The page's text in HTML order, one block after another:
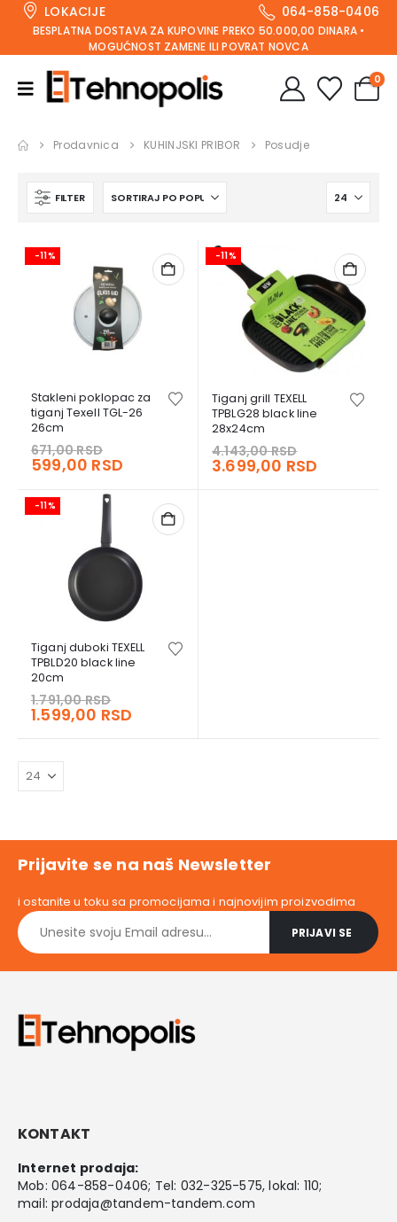
LOKACIJE 064-858-0406
BESPLATNA DOSTAVA ZA KUPOVINE PREKO 50.000,00 DINARA •
MOGUĆNOST ZAMENE ILI POVRAT NOVCA
0
Prodavnica KUHINJSKI PRIBOR Posudje
FILTER
-11%
Stakleni poklopac za
tiganj Texell TGL-26
26cm
671,00RSD
price
671,00 RSD.
599,00 RSD
599,00 RSD.
-11%
Tiganj grill TEXELL
TPBLG28 black line
28x24cm
4.143,00RSD
price
3.699,00 RSD
-11%
Tiganj duboki TEXELL
TPBLD20 black line
20cm
1.791,00RSD
price
1.791,00 RSD.
1.599,00 RSD
is:
Prijavite se na naš Newsletter
i ostanite u toku sa promocijama i najnovijim proizvodima
KONTAKT
Internet prodaja:
Mob: 064-858-0406; Tel: 032-325-575, lokal: 110;
mail:prodaja@tandem-tandem.com